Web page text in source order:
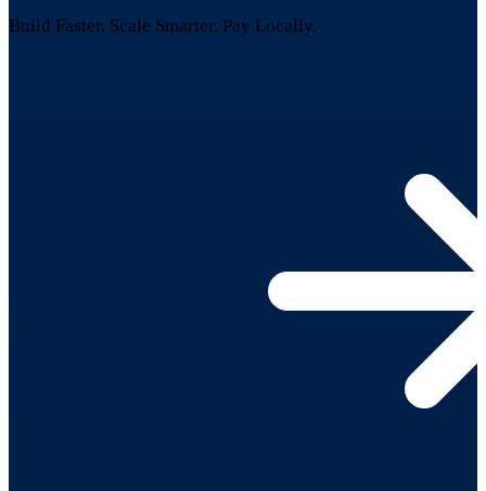
Build Faster. Scale Smarter. Pay Locally.